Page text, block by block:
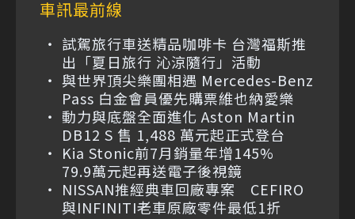
車訊最前線
試駕旅行車送精品咖啡卡 台灣福斯推
出「夏日旅行 沁涼隨行」活動
與世界頂尖樂團相遇 Mercedes-Benz
Pass 白金會員優先購票維也納愛樂
動力與底盤全面進化 Aston Martin
DB12 S 售 1,488 萬元起正式登台
Kia Stonic前7月銷量年增145%
79.9萬元起再送電子後視鏡
NISSAN推經典車回廠專案 CEFIRO
與INFINITI老車原廠零件最低1折